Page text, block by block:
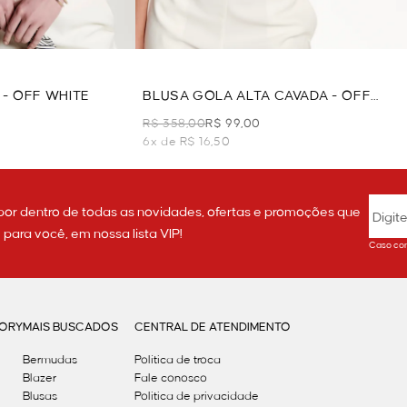
OFF WHITE
BLUSA GOLA ALTA CAVADA - OFF
WHITE
R$ 358,00R$ 99,00
6x de R$ 16,50
dentro de todas as novidades, ofertas e promoções que
você, em nossa lista VIP!
Caso
MAIS BUSCADOS
Bermudas
Blazer
Blusas
CENTRAL DE ATENDIMENTO
Política de troca
Fale conosco
Politica de privacidade